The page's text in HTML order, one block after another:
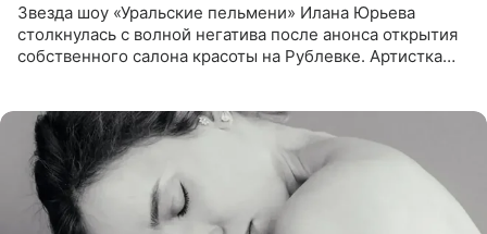
Звезда шоу «Уральские пельмени» Илана Юрьева
столкнулась с волной негатива после анонса открытия
собственного салона красоты на Рублевке. Артистка